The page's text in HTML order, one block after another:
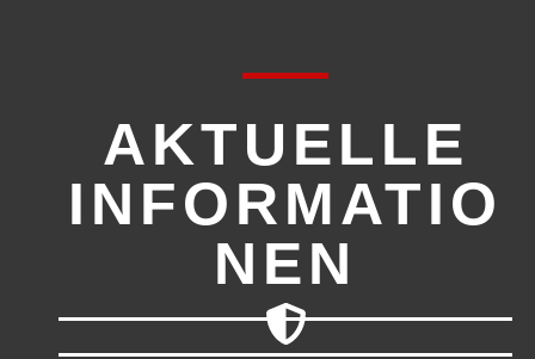
AKTUELLE
INFORMATIO
NEN